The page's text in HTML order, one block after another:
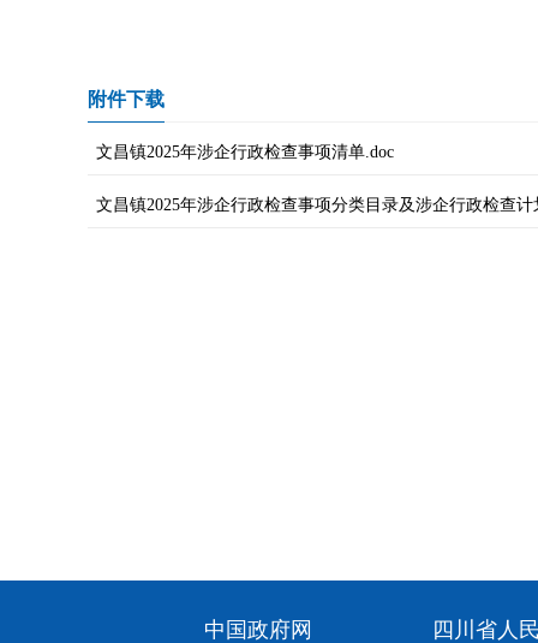
附件下载
文昌镇2025年涉企行政检查事项清单.doc
文昌镇2025年涉企行政检查事项分类目录及涉企行政检查计
中国政府网 四川省人